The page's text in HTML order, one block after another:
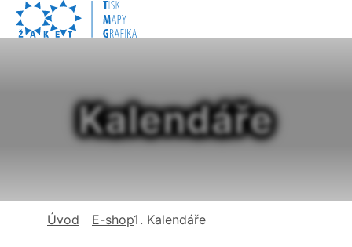
Kalendáře
Kde se nacházím?
Úvod E-shop Kalendáře